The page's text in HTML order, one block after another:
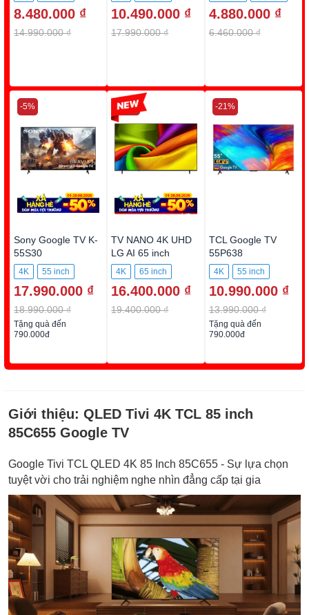
8.480.000 ₫
14.990.000 ₫
10.490.000 ₫
17.990.000 ₫
4.880.000 ₫
6.460.000 ₫
Sony Google TV K-
55S30
4K 55 inch
17.990.000 ₫
18.990.000 ₫
-5%
Tặng quà đến
790.000đ
TV NANO 4K UHD
LG AI 65 inch
65NU855BPSA
4K 65 inch
16.400.000 ₫
19.400.000 ₫
-15%
TCL Google TV
55P638
4K 55 inch
10.990.000 ₫
13.990.000 ₫
-21%
Tặng quà đến
790.000đ
Giới thiệu: QLED Tivi 4K TCL 85 inch
85C655 Google TV
Google Tivi TCL QLED 4K 85 Inch 85C655 - Sự lựa chọn
tuyệt vời cho trải nghiệm nghe nhìn đẳng cấp tại gia